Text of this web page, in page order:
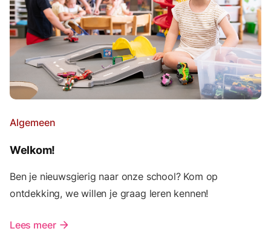
Algemeen
Welkom!
Ben je nieuwsgierig naar onze school? Kom op
ontdekking, we willen je graag leren kennen!
Lees meer arrow_forward